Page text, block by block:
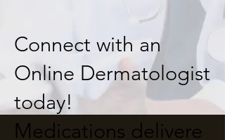
Connect with an
Online Dermatologist
today!
Medications delivere